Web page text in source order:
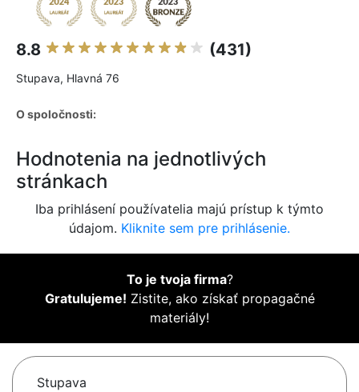
8.8 (431)
Stupava, Hlavná 76
O spoločnosti:
Hodnotenia na jednotlivých
stránkach
Iba prihlásení používatelia majú prístup k týmto
údajom. Kliknite sem pre prihlásenie.
To je tvoja firma?
Gratulujeme! Zistite, ako získať propagačné
materiály!
Stupava